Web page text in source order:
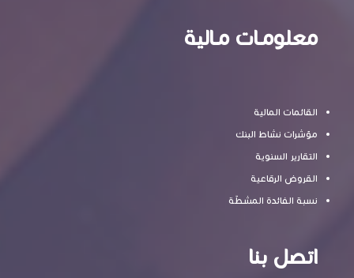
معلومـات مـالية
القائمات المالية
مؤشرات نشاط البنك
التقارير السنوية
القروض الرقاعية
نسبة الفائدة المشطّة
اتصل بنا